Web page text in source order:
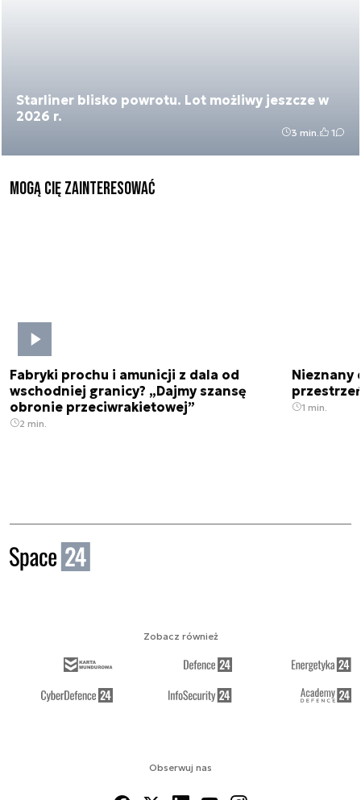
Starliner blisko powrotu. Lot możliwy jeszcze w
2026 r.
3 min. 1
Mogą Cię zainteresować
Fabryki prochu i amunicji z dala od
wschodniej granicy? „Dajmy szansę
obronie przeciwrakietowej”
2 min.
Nieznany
1 min.
Obserwuj nas
Zobacz również